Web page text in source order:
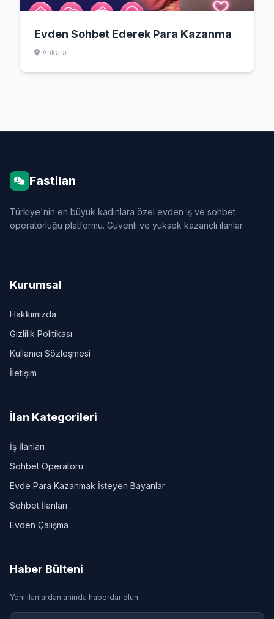
Evden Sohbet Ederek Para Kazanma
Ankara
Fastilan
Türkiye'nin en büyük kadınlara özel evden iş ve sohbet
operatörlüğü platformu. Güvenli ve yüksek kazançlı ilanlar.
Kurumsal
Hakkımızda
Gizlilik Politikası
Kullanıcı Sözleşmesi
İletişim
İlan Kategorileri
İş İlanları
Sohbet Operatörü
Evde Para Kazanmak İsteyen Bayanlar
Sohbet İlanları
Evden Çalışma
Haber Bülteni
Yeni ilanlardan anında haberdar olun.